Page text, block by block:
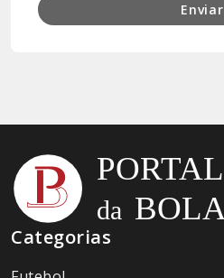
Enviar
Categorias